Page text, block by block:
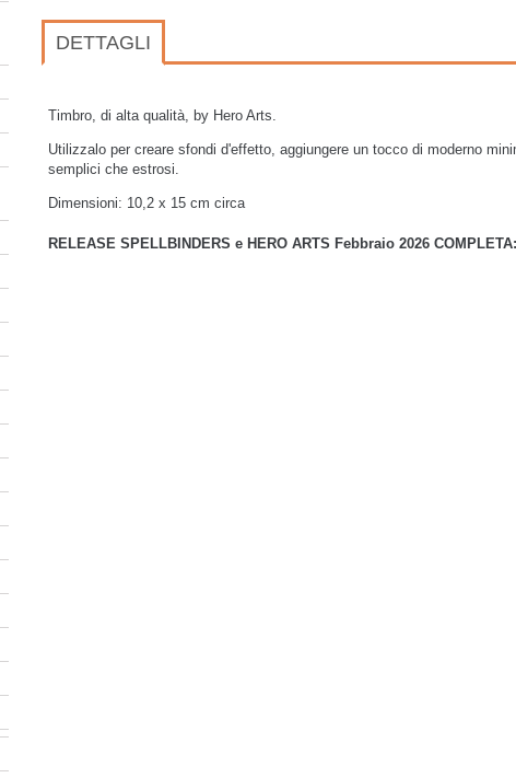
DETTAGLI
Timbro, di alta qualità, by Hero Arts.
Utilizzalo per creare sfondi d'effetto, aggiungere un tocco di moderno
semplici che estrosi.
Dimensioni: 10,2 x 15 cm circa
RELEASE SPELLBINDERS e HERO ARTS Febbraio 2026 COMPLETA: